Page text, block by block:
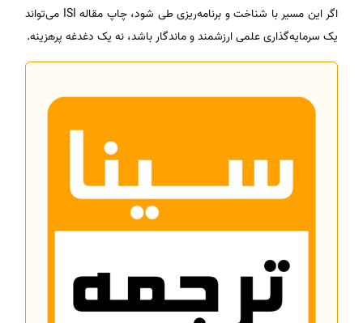
اگر این مسیر با شناخت و برنامه‌ریزی طی شود، چاپ مقاله ISI می‌تواند
یک سرمایه‌گذاری علمی ارزشمند و ماندگار باشد، نه یک دغدغه پرهزینه.